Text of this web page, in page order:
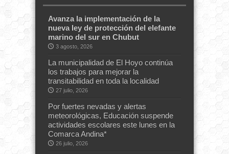
Avanza la implementación de la
nueva ley de protección del elefante
marino del sur en Chubut
3 agosto, 2026
La municipalidad de El Hoyo continúa
los trabajos para mejorar la
transitabilidad en toda la localidad
27 julio, 2026
Por fuertes nevadas y alertas
meteorológicas, Educación suspende
actividades escolares este lunes en la
Comarca Andina*
26 julio, 2026